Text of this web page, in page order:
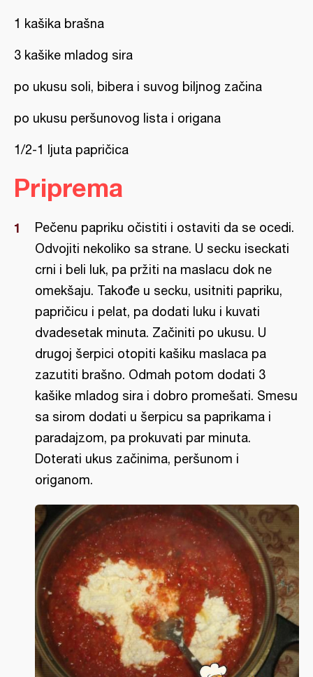
1 kašika brašna
3 kašike mladog sira
po ukusu soli, bibera i suvog biljnog začina
po ukusu peršunovog lista i origana
1/2-1 ljuta papričica
Priprema
Pečenu papriku očistiti i ostaviti da se ocedi.
Odvojiti nekoliko sa strane. U secku iseckati
crni i beli luk, pa pržiti na maslacu dok ne
omekšaju. Takođe u secku, usitniti papriku,
papričicu i pelat, pa dodati luku i kuvati
dvadesetak minuta. Začiniti po ukusu. U
drugoj šerpici otopiti kašiku maslaca pa
zazutiti brašno. Odmah potom dodati 3
kašike mladog sira i dobro promešati. Smesu
sa sirom dodati u šerpicu sa paprikama i
paradajzom, pa prokuvati par minuta.
Doterati ukus začinima, peršunom i
origanom.